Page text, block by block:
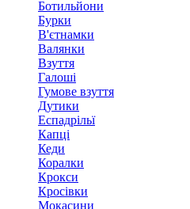
Ботильйони
Бурки
В'єтнамки
Валянки
Взуття
Галоші
Гумове взуття
Дутики
Еспадрільї
Капці
Кеди
Коралки
Крокси
Кросівки
Мокасини